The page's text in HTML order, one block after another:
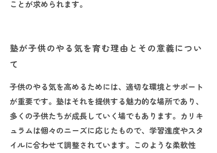
ことが求められます。
塾が子供のやる気を育む理由とその意義につい
て
子供のやる気を高めるためには、適切な環境とサポート
が重要です。塾はそれを提供する魅力的な場所であり、
多くの子供たちが成長していく場でもあります。カリキ
ュラムは個々のニーズに応じたもので、学習進度やスタ
イルに合わせて調整されています。このような柔軟性